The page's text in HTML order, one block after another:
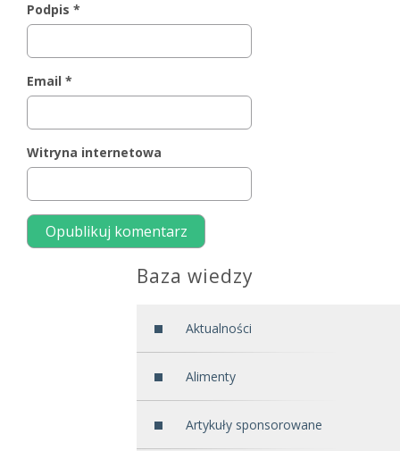
Podpis *
Email *
Witryna internetowa
Baza wiedzy
Aktualności
Alimenty
Artykuły sponsorowane